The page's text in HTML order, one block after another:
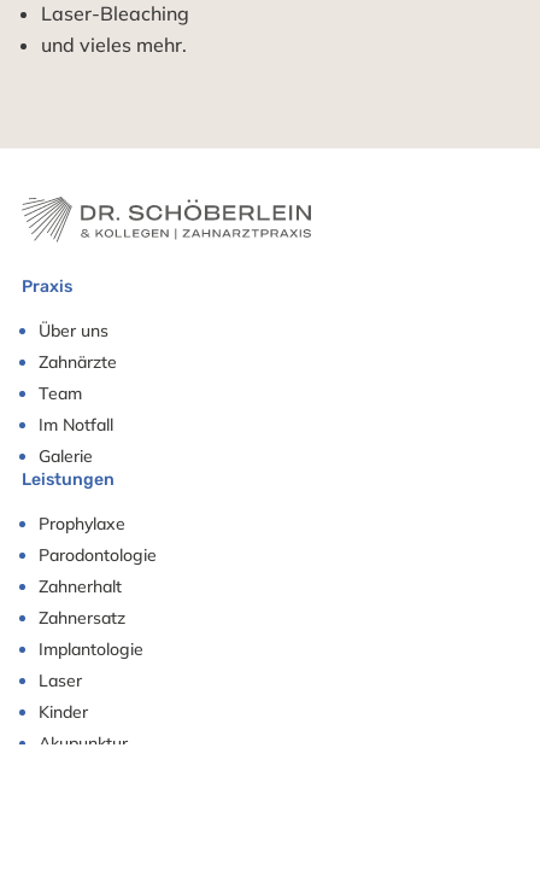
Laser-Bleaching
und vieles mehr.
Praxis
Über uns
Zahnärzte
Team
Im Notfall
Galerie
Leistungen
Prophylaxe
Parodontologie
Zahnerhalt
Zahnersatz
Implantologie
Laser
Kinder
Akupunktur